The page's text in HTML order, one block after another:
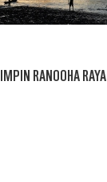
RANOOHA RAYA